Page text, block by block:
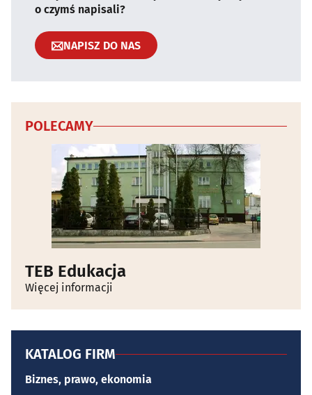
o czymś napisali?
NAPISZ DO NAS
POLECAMY
TEB Edukacja
Więcej informacji
KATALOG FIRM
Biznes, prawo, ekonomia